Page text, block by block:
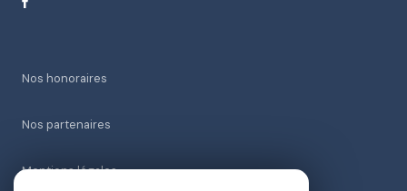
Nos honoraires
Nos partenaires
Mentions légales